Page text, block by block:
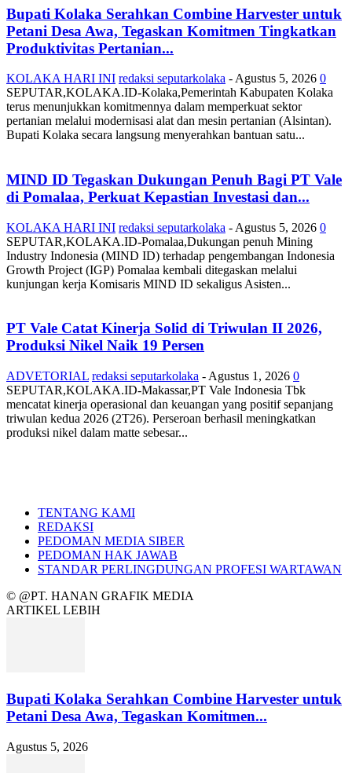
Bupati Kolaka Serahkan Combine Harvester untuk
Petani Desa Awa, Tegaskan Komitmen Tingkatkan
Produktivitas Pertanian...
KOLAKA HARI INI redaksi seputarkolaka - Agustus 5, 2026 0
SEPUTAR,KOLAKA.ID-Kolaka,Pemerintah Kabupaten Kolaka
terus menunjukkan komitmennya dalam memperkuat sektor
pertanian melalui modernisasi alat dan mesin pertanian (Alsintan).
Bupati Kolaka secara langsung menyerahkan bantuan satu...
MIND ID Tegaskan Dukungan Penuh Bagi PT Vale
di Pomalaa, Perkuat Kepastian Investasi dan...
KOLAKA HARI INI redaksi seputarkolaka - Agustus 5, 2026 0
SEPUTAR,KOLAKA.ID-Pomalaa,Dukungan penuh Mining
Industry Indonesia (MIND ID) terhadap pengembangan Indonesia
Growth Project (IGP) Pomalaa kembali ditegaskan melalui
kunjungan kerja Komisaris MIND ID sekaligus Asisten...
PT Vale Catat Kinerja Solid di Triwulan II 2026,
Produksi Nikel Naik 19 Persen
ADVETORIAL redaksi seputarkolaka - Agustus 1, 2026 0
SEPUTAR,KOLAKA.ID-Makassar,PT Vale Indonesia Tbk
mencatat kinerja operasional dan keuangan yang positif sepanjang
triwulan kedua 2026 (2T26). Perseroan berhasil meningkatkan
produksi nikel dalam matte sebesar...
TENTANG KAMI
REDAKSI
PEDOMAN MEDIA SIBER
PEDOMAN HAK JAWAB
STANDAR PERLINGDUNGAN PROFESI WARTAWAN
© @PT. HANAN GRAFIK MEDIA
ARTIKEL LEBIH
Bupati Kolaka Serahkan Combine Harvester untuk
Petani Desa Awa, Tegaskan Komitmen...
Agustus 5, 2026